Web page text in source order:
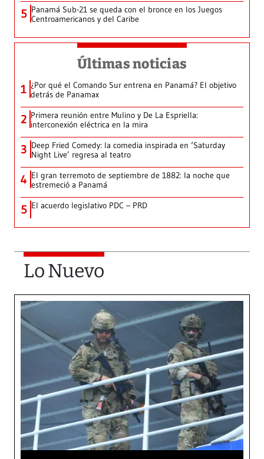
5 Panamá Sub-21 se queda con el bronce en los Juegos
Centroamericanos y del Caribe
Últimas noticias
1 ¿Por qué el Comando Sur entrena en Panamá? El objetivo
detrás de Panamax
2 Primera reunión entre Mulino y De La Espriella:
interconexión eléctrica en la mira
3 Deep Fried Comedy: la comedia inspirada en ‘Saturday
Night Live’ regresa al teatro
4 El gran terremoto de septiembre de 1882: la noche que
estremeció a Panamá
5 El acuerdo legislativo PDC – PRD
Lo Nuevo